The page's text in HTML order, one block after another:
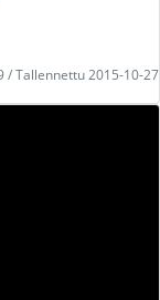
/ Tallennettu 2015-10-27